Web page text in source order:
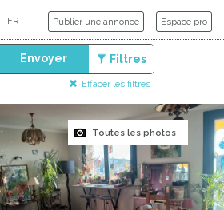
Publier une annonce Espace pro
Envoyer Filtres
Effacer les filtres
Toutes les photos